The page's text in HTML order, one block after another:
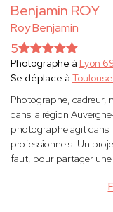
Benjamin ROY
Roy Benjamin
5
Photographe à Lyon
Se déplace à
Photographe, cadreur,
dans la région
photographe agit dans
professionnels. Un
faut, pour partager une